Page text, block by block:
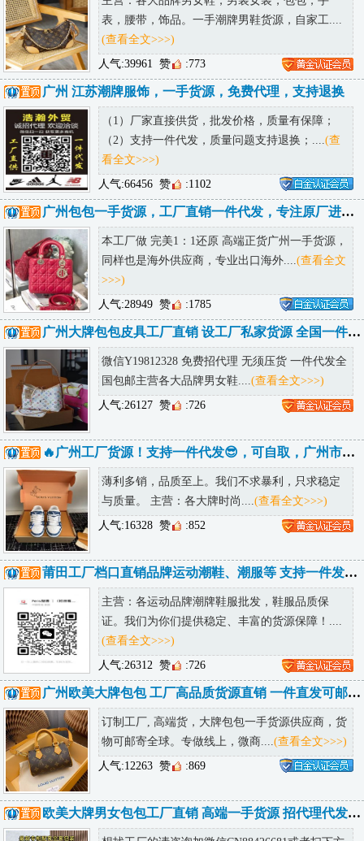
表，腰带，饰品。一手潮牌男鞋货源，自家工....
(查看全文>>>)
人气:39961 赞 :773
广州 江苏潮牌服饰，一手货源，免费代理，支持退换
（1）厂家直接供货，批发价格，质量有保障；
（2）支持一件代发，质量问题支持退换；.... (查
看全文>>>)
人气:66456 赞 :1102
广州包包一手货源，工厂直销一件代发，专注原厂进口皮，全国包邮诚招代理
本工厂做 完美1：1还原 高端正货广州一手货源，
同样也是海外供应商，专业出口海外.... (查看全文
>>>)
人气:28949 赞 :1785
广州大牌包包皮具工厂直销 设工厂私家货源 全国一件代发诚招代理
微信Y19812328 免费招代理 无须压货 一件代发全
国包邮主营各大品牌男女鞋.... (查看全文>>>)
人气:26127 赞 :726
🔥广州工厂货源！支持一件代发😎，可自取，广州市内可送货上门
薄利多销，品质至上。我们不求暴利，只求稳定
与质量。 主营：各大牌时尚.... (查看全文>>>)
人气:16328 赞 :852
莆田工厂档口直销品牌运动潮鞋、潮服等 支持一件发货 提供精修实拍
主营：各运动品牌潮牌鞋服批发，鞋服品质保
证。我们为你们提供稳定、丰富的货源保障！....
(查看全文>>>)
人气:26312 赞 :726
广州欧美大牌包包 工厂高品质货源直销 一件直发可邮全球
订制工厂, 高端货，大牌包包一手货源供应商，货
物可邮寄全球。专做线上，微商.... (查看全文>>>)
人气:12263 赞 :869
欧美大牌男女包包工厂直销 高端一手货源 招代理代发包邮 可发海外